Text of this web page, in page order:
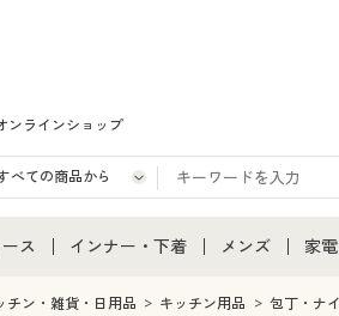
ンラインショップ
ス
ス通販すべて
インナー・下着
インナー・下着通販すべて
メンズ
メンズ通販す
家
家
チン・雑貨・日用品 キッチン用品 包丁・ナ